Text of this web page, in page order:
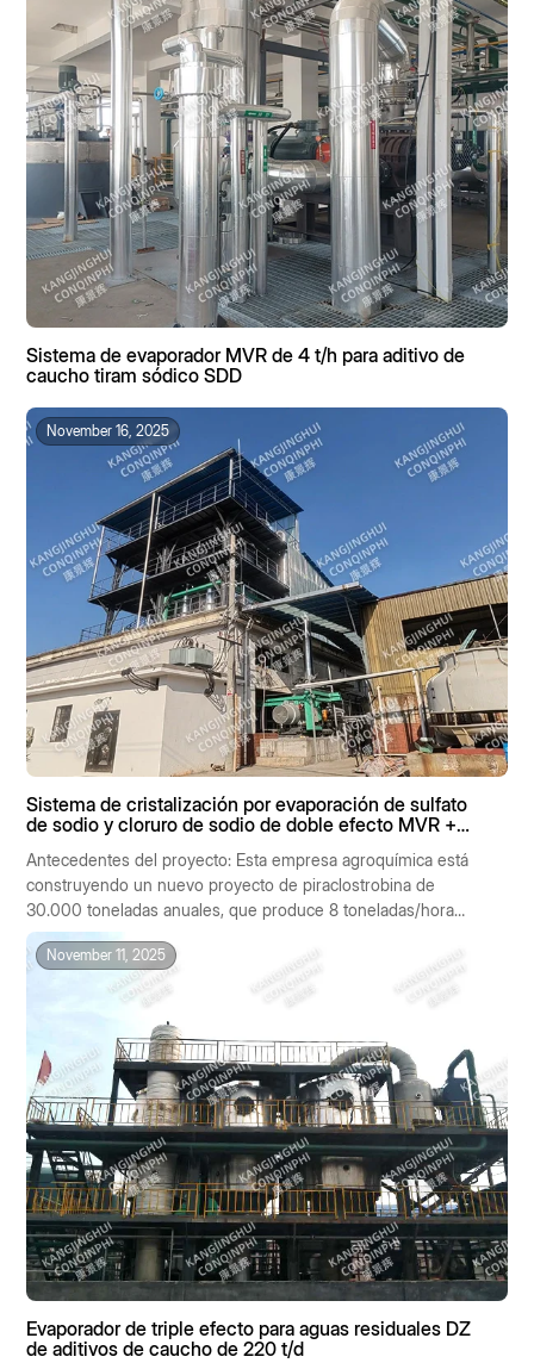
12%, Na₂SO₄ 8%, bromuro de sodio 3%, borato de zinc 1%,
organofosforado 0,5%, DQO 20.000 mg/L, pH 1-2. El agua
bruta se clasifica como residuo peligroso HW18, con un
coste de eliminación externalizada de 2.800 RMB/tonelada y
un coste anual de casi 120 millones de RMB. La empresa
necesita urgentemente una solución integral para la
reducción de sales mixtas y el aprovechamiento de
recursos.
Sistema de evaporador MVR de 4 t/h para aditivo de
caucho tiram sódico SDD
November 16, 2025
Sistema de cristalización por evaporación de sulfato
de sodio y cloruro de sodio de doble efecto MVR +
Antecedentes del proyecto: Esta empresa agroquímica está
construyendo un nuevo proyecto de piraclostrobina de
30.000 toneladas anuales, que produce 8 toneladas/hora
de aguas residuales salinas como subproducto. La
composición de las aguas residuales es: Na₂SO₄ 15 %, NaCl
12 %, DQO cr 800 mg/L.
November 11, 2025
Evaporador de triple efecto para aguas residuales DZ
de aditivos de caucho de 220 t/d